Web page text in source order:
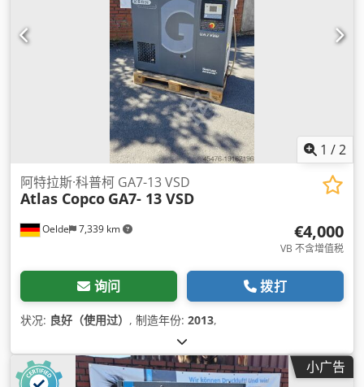
1 /2
Oelde 7,339 km
阿特拉斯·科普柯 GA7-13 VSD
Atlas Copco GA7- 13 VSD
€4,000
VB 不含增值税
询问 拨打
状况: 良好（使用过） , 制造年份: 2013,
小广告